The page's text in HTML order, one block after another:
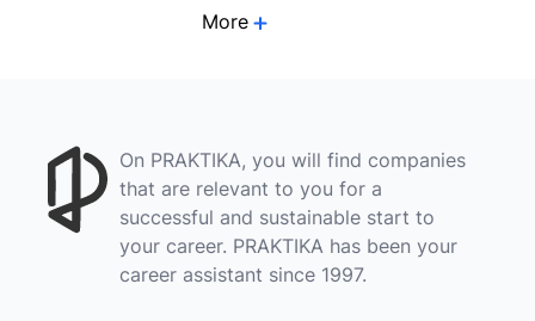
More
On PRAKTIKA, you will find companies
that are relevant to you for a
successful and sustainable start to
your career. PRAKTIKA has been your
career assistant since 1997.